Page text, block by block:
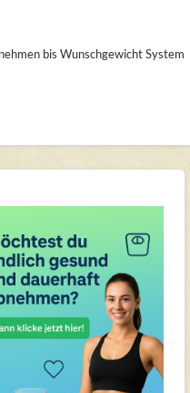
bis Wunschgewicht System